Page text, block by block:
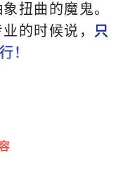
扭曲的魔鬼。
的时候说， 只
！
学，不是为了
家，而是为了